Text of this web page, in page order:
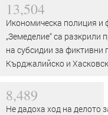
13,504
Икономическа полиция и
„Земеделие“ са разкрили
на субсидии за фиктивни
Кърджалийско и
8,489
Не дадоха ход на делото